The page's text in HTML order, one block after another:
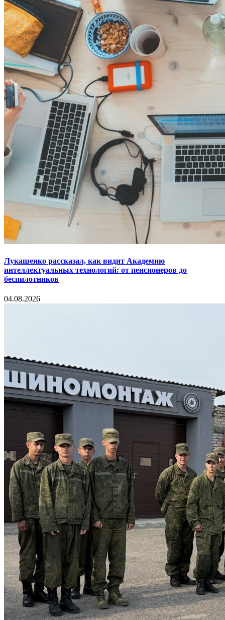
Лукашенко рассказал, как видит Академию
интеллектуальных технологий: от пенсионеров до
беспилотников
04.08.2026